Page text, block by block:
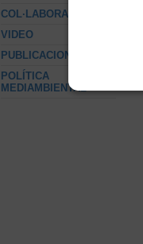
COL·LABORACIONS
VIDEO
PUBLICACIONS
POLÍTICA
MEDIAMBIENTAL